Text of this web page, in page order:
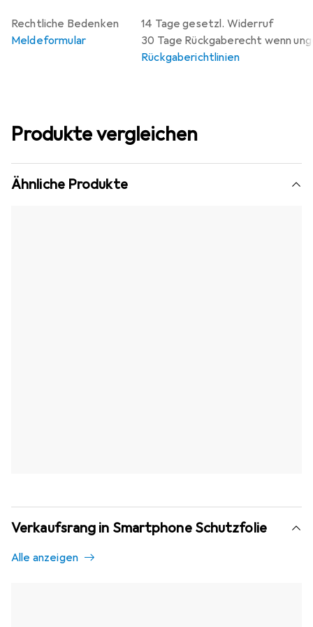
14 Tage gesetzl. Widerruf
30 Tage Rückgaberecht wenn
Rückgaberichtlinien
Rechtliche Bedenken
Meldeformular
Produkte vergleichen
Ähnliche Produkte
Verkaufsrang in Smartphone Schutzfolie
Alle anzeigen